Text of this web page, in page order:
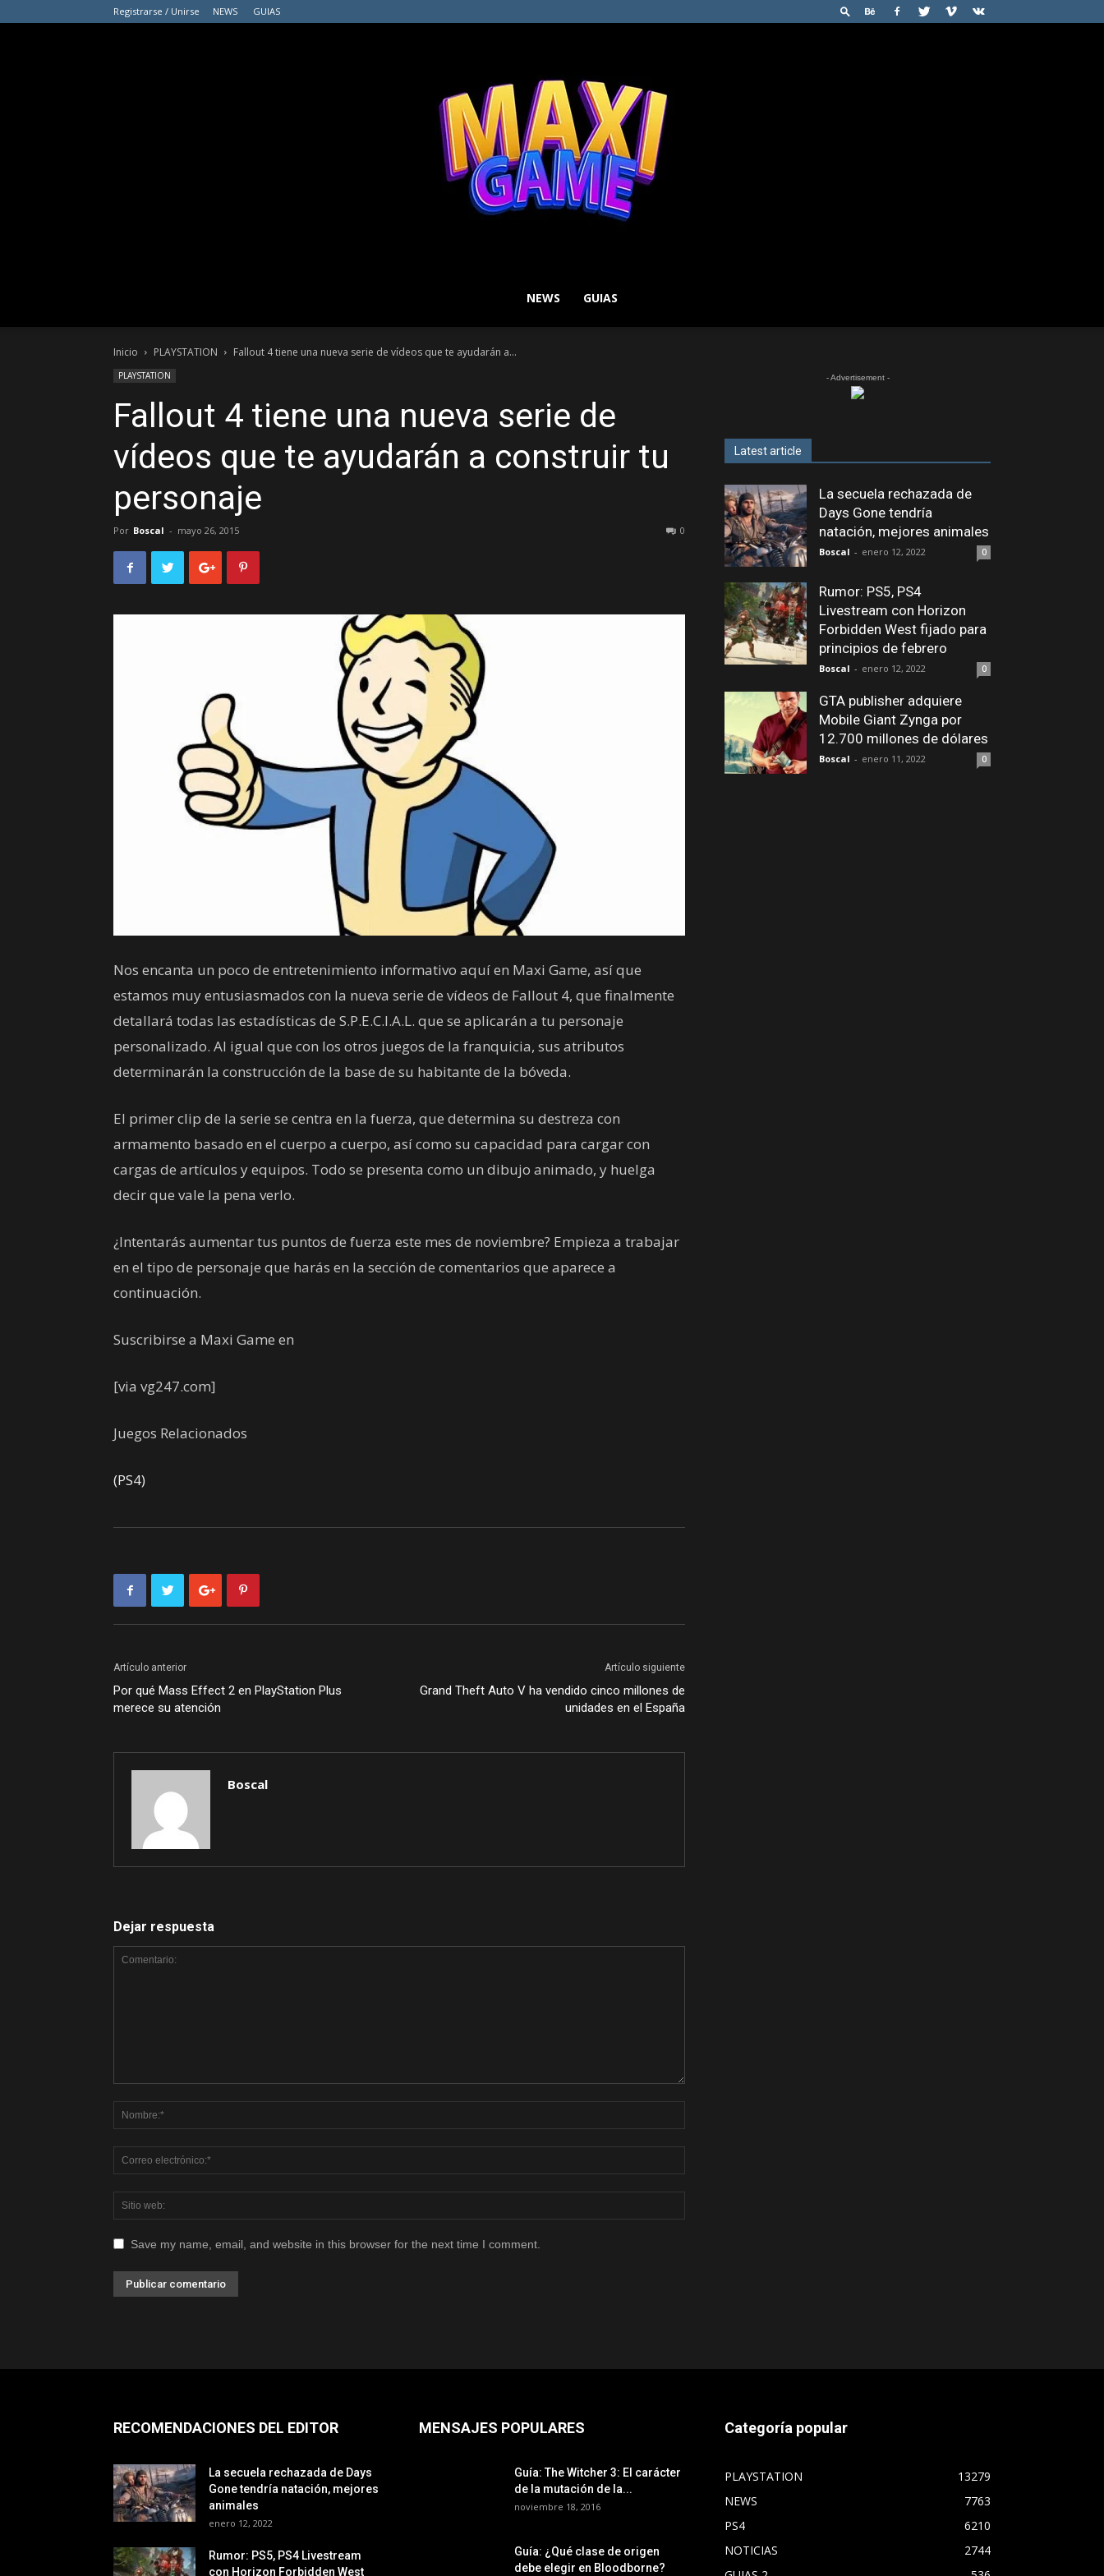
Registrarse / Unirse NEWS GUIAS
GAME
NEWS GUIAS
Inicio PLAYSTATION Fallout 4 tiene una nueva serie de vídeos que te ayudarán a...
PLAYSTATION
Fallout 4 tiene una nueva serie de
vídeos que te ayudarán a construir tu
personaje
Por Boscal - mayo 26, 2015 0
Nos encanta un poco de entretenimiento informativo aquí en Maxi Game, así que
estamos muy entusiasmados con la nueva serie de vídeos de Fallout 4, que finalmente
detallará todas las estadísticas de S.P.E.C.I.A.L. que se aplicarán a tu personaje
personalizado. Al igual que con los otros juegos de la franquicia, sus atributos
determinarán la construcción de la base de su habitante de la bóveda.
El primer clip de la serie se centra en la fuerza, que determina su destreza con
armamento basado en el cuerpo a cuerpo, así como su capacidad para cargar con
cargas de artículos y equipos. Todo se presenta como un dibujo animado, y huelga
decir que vale la pena verlo.
¿Intentarás aumentar tus puntos de fuerza este mes de noviembre? Empieza a trabajar
en el tipo de personaje que harás en la sección de comentarios que aparece a
continuación.
Suscribirse a Maxi Game en
[via vg247.com]
Juegos Relacionados
(PS4)
Artículo anterior
Por qué Mass Effect 2 en PlayStation Plus
merece su atención
Artículo siguiente
Grand Theft Auto V ha vendido cinco millones de
unidades en el España
Boscal
Dejar respuesta
Save my name, email, and website in this browser for the next time I comment.
- Advertisement -
Latest article
La secuela rechazada de
Days Gone tendría
natación, mejores animales
Boscal - enero 12, 2022 0
Rumor: PS5, PS4
Livestream con Horizon
Forbidden West fijado para
principios de febrero
Boscal - enero 12, 2022 0
GTA publisher adquiere
Mobile Giant Zynga por
12.700 millones de dólares
Boscal - enero 11, 2022 0
RECOMENDACIONES DEL EDITOR
La secuela rechazada de Days
Gone tendría natación, mejores
animales
enero 12, 2022
Rumor: PS5, PS4 Livestream
con Horizon Forbidden West
MENSAJES POPULARES
Guía: The Witcher 3: El carácter
de la mutación de la...
noviembre 18, 2016
Guía: ¿Qué clase de origen
debe elegir en Bloodborne?
Categoría popular
PLAYSTATION
13279
NEWS
7763
PS4
6210
NOTICIAS
2744